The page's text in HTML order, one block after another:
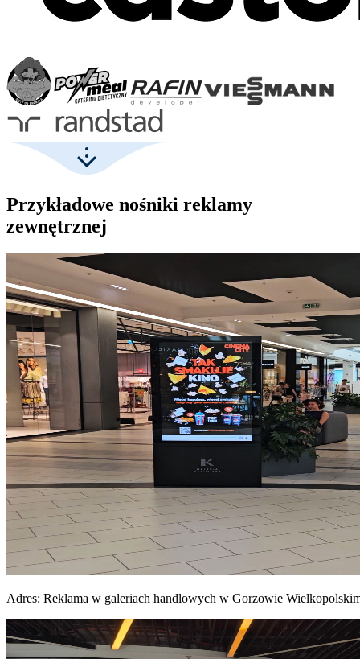
Przykładowe nośniki reklamy
zewnętrznej
Adres: Reklama w galeriach handlowych w Gorzowie